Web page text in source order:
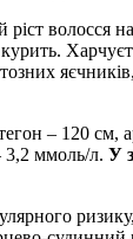
–
3,2 ммоль/л. У